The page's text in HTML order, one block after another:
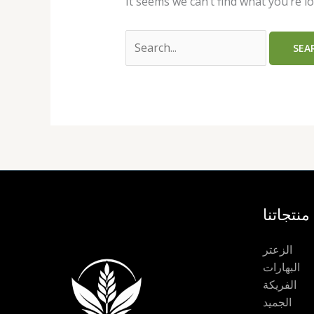
منتجاتنا
الزعتر
البهارات
الفريكة
الجميد